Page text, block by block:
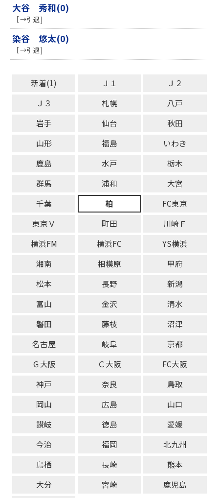
大谷 秀和(0)
［ →引退 ]
染谷 悠太(0)
［ →引退 ]
新着(1) Ｊ１
Ｊ２
Ｊ３
札幌
八戸
岩手
仙台
秋田
山形
福島
いわき
鹿島
水戸
栃木
群馬
浦和
大宮
千葉
柏
FC東京
東京Ｖ
町田
川崎Ｆ
横浜FM
横浜FC
YS横浜
湘南
相模原
甲府
松本
長野
新潟
富山
金沢
清水
磐田
藤枝
沼津
名古屋
岐阜
京都
Ｇ大阪
Ｃ大阪
FC大阪
神戸
奈良
鳥取
岡山
広島
山口
讃岐
徳島
愛媛
今治
福岡
北九州
鳥栖
長崎
熊本
大分
宮崎
鹿児島